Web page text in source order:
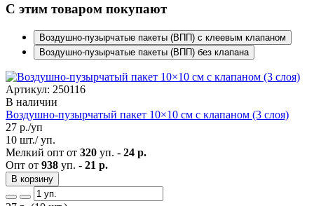
С этим товаром покупают
Воздушно-пузырчатые пакеты (ВПП) с клеевым клапаном
Воздушно-пузырчатые пакеты (ВПП) без клапана
Артикул: 250116
В наличии
Воздушно-пузырчатый пакет 10×10 см с клапаном (3 слоя)
27 р./уп
10 шт./ уп.
Мелкий опт от 320 уп. - 24 р.
Опт от 938 уп. - 21 р.
В корзину